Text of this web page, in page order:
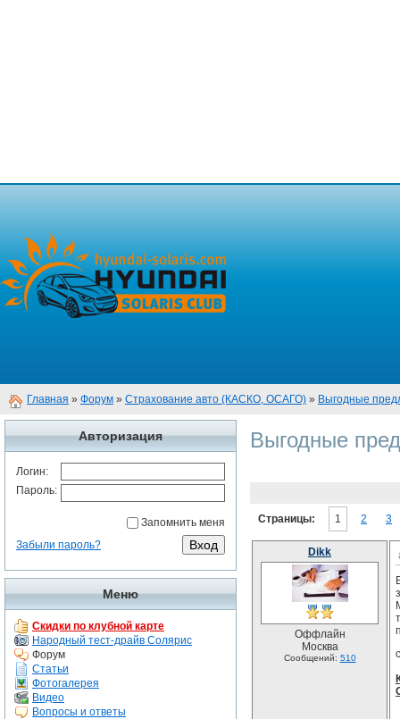
Главная » Форум » Страхование авто (КАСКО, ОСАГО) » Выгодные
Авторизация
Логин:
Пароль:
Запомнить меня
Забыли пароль?
Меню
Скидки по клубной карте
Народный тест-драйв Солярис
Форум
Статьи
Фотогалерея
Видео
Вопросы и ответы
Выгодные
Страницы: 1 2 3
Dikk
Оффлайн
Москва
Сообщений: 510